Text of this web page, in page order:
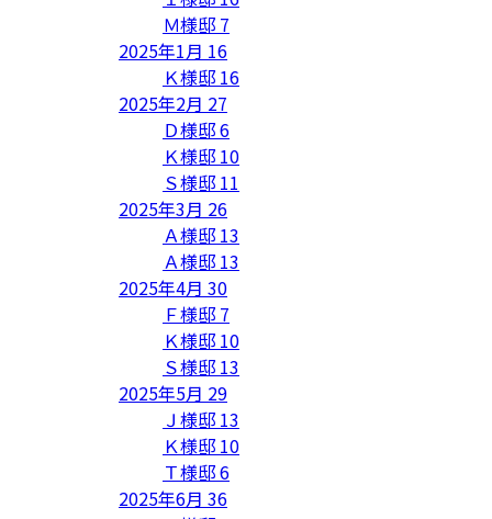
Ｍ様邸 7
2025年1月 16
Ｋ様邸 16
2025年2月 27
Ｄ様邸6
Ｋ様邸 10
Ｓ様邸 11
2025年3月 26
Ａ様邸 13
Ａ様邸 13
2025年4月 30
Ｆ様邸 7
Ｋ様邸 10
Ｓ様邸 13
2025年5月 29
Ｊ様邸 13
Ｋ様邸 10
Ｔ様邸6
2025年6月 36